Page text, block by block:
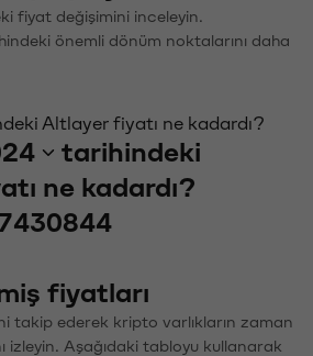
fiyat değişimini inceleyin.
önemli dönüm noktalarını daha
Altlayer fiyatı ne kadardı?
tarihindeki
ne kadardı?
fiyatları
takip ederek kripto varlıkların zaman
izleyin. Aşağıdaki tabloyu kullanarak